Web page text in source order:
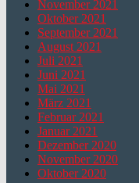
November 2021
Oktober 2021
September 2021
August 2021
Juli 2021
Juni 2021
Mai 2021
März 2021
Februar 2021
Januar 2021
Dezember 2020
November 2020
Oktober 2020